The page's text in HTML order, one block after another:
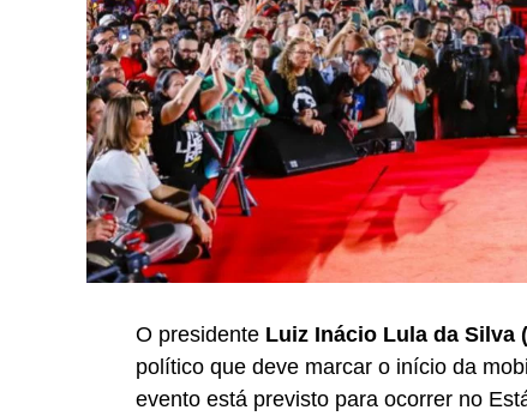
O presidente Luiz Inácio Lula da Silva
político que deve marcar o início da
evento está previsto para ocorrer no